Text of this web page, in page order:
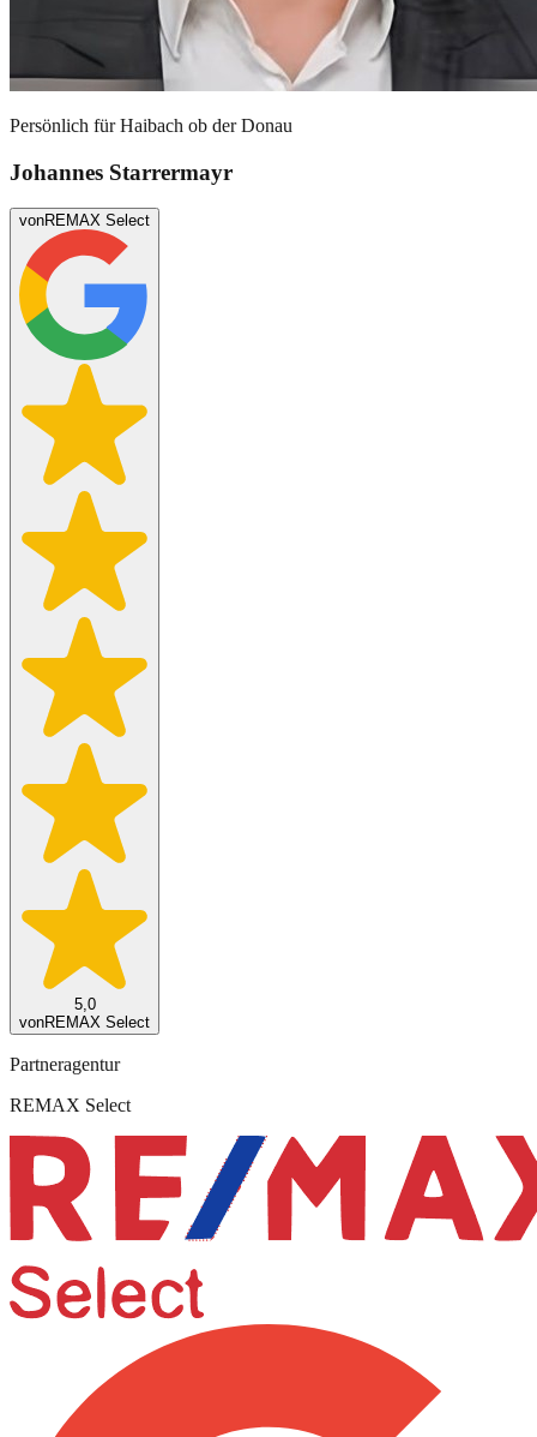
Persönlich fürHaibach ob der Donau
Johannes Starrermayr
vonREMAX Select
5,0
vonREMAX Select
Partneragentur
REMAX Select